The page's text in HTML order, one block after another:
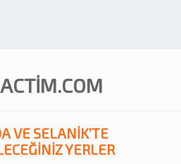
VE SELANIK’TE
YERLER